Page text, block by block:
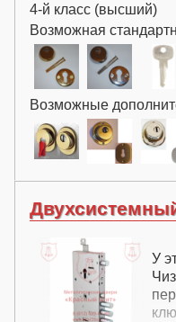
4-й класс (высший)
У